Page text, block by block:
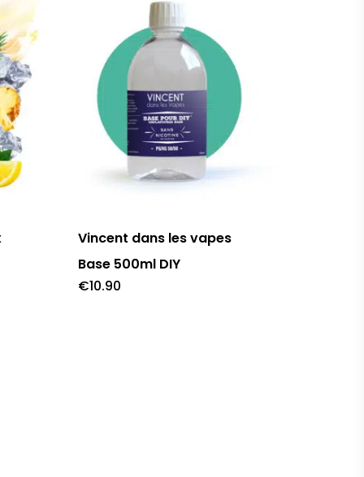
variations.
Vincent dans les vapes
Base 500ml DIY
€10.90